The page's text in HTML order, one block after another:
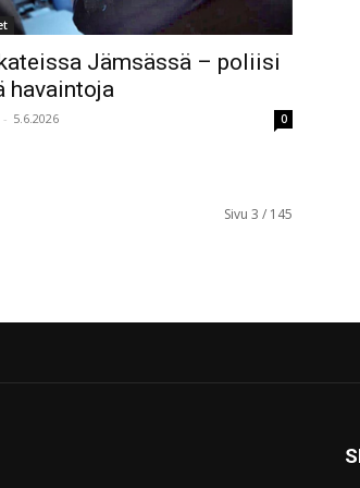
Jämsässä – poliisi
havaintoja
- 5.6.2026 0
Sivu 3 / 145